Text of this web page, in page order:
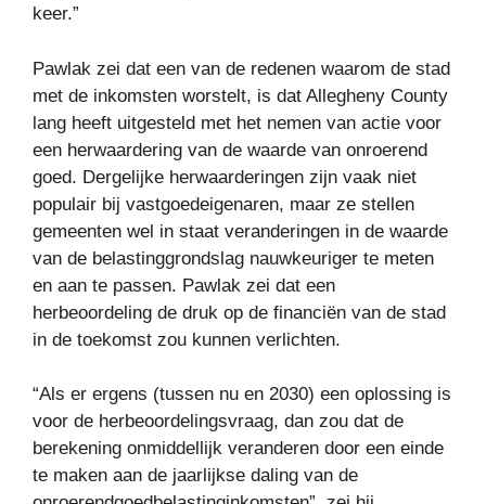
keer.”
Pawlak zei dat een van de redenen waarom de stad
met de inkomsten worstelt, is dat Allegheny County
lang heeft uitgesteld met het nemen van actie voor
een herwaardering van de waarde van onroerend
goed. Dergelijke herwaarderingen zijn vaak niet
populair bij vastgoedeigenaren, maar ze stellen
gemeenten wel in staat veranderingen in de waarde
van de belastinggrondslag nauwkeuriger te meten
en aan te passen. Pawlak zei dat een
herbeoordeling de druk op de financiën van de stad
in de toekomst zou kunnen verlichten.
“Als er ergens (tussen nu en 2030) een oplossing is
voor de herbeoordelingsvraag, dan zou dat de
berekening onmiddellijk veranderen door een einde
te maken aan de jaarlijkse daling van de